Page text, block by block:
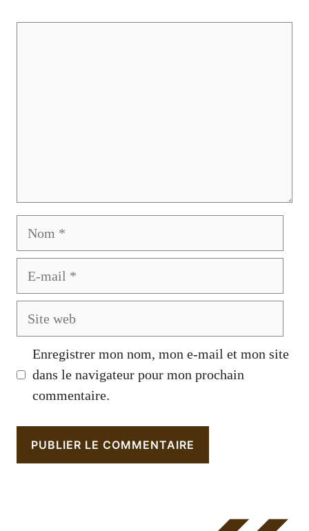
Enregistrer mon nom, mon e-mail et mon site
dans le navigateur pour mon prochain
commentaire.